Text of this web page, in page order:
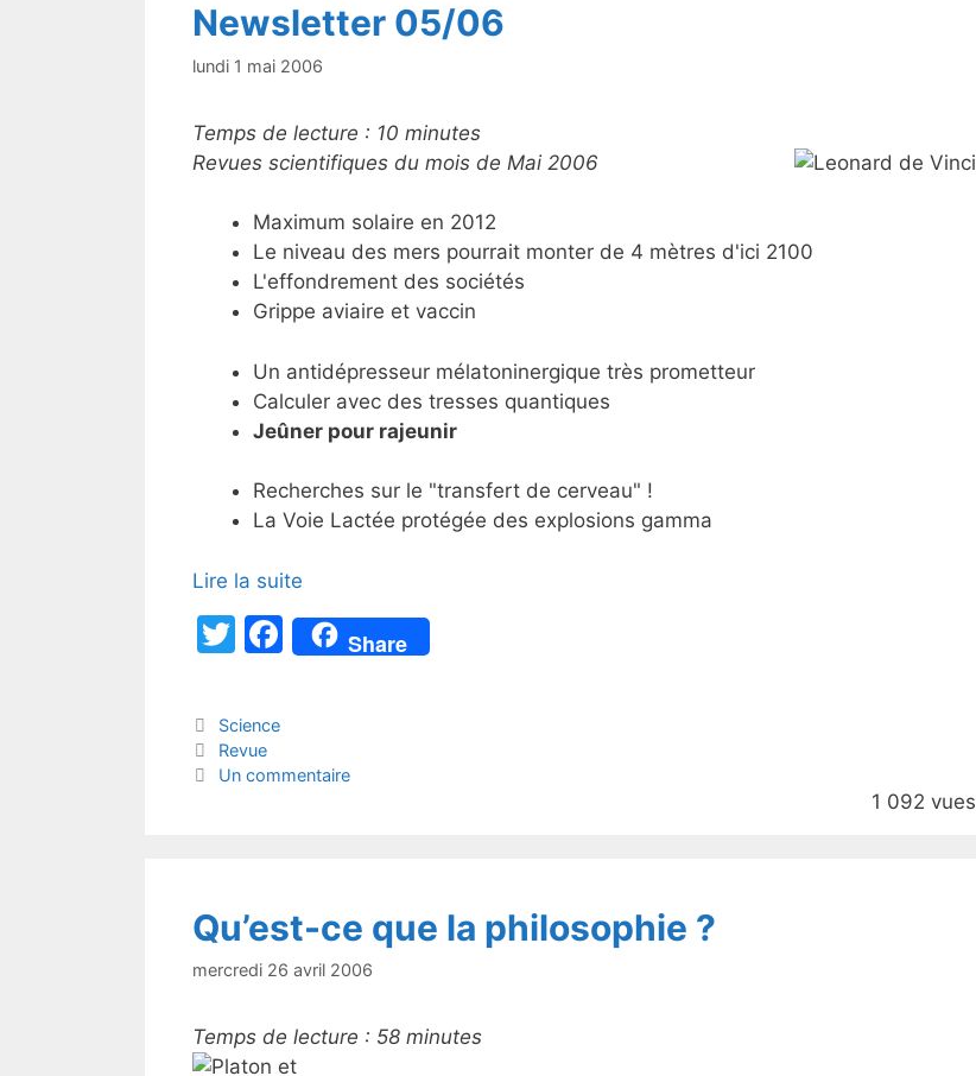
Newsletter 05/06
lundi 1 mai 2006
Temps de lecture : 10 minutes
Revues scientifiques du mois de Mai 2006
Maximum solaire en 2012
Le niveau des mers pourrait monter de 4 mètres d'ici 2100
L'effondrement des sociétés
Grippe aviaire et vaccin
Un antidépresseur mélatoninergique très prometteur
Calculer avec des tresses quantiques
Jeûner pour rajeunir
Recherches sur le "transfert de cerveau" !
La Voie Lactée protégée des explosions gamma
Lire la suite
T
itt
er
F
a
b
Share
Catégories
Science
Étiquettes
Revue
Un commentaire
1 092 vues
Qu’est-ce que la philosophie ?
mercredi 26 avril 2006
Temps de lecture : 58 minutes